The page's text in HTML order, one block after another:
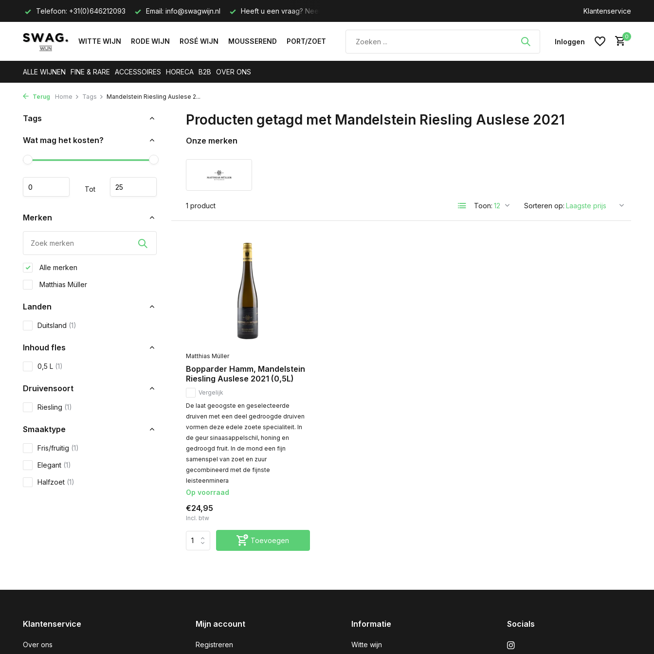
Telefoon: +31(0)646212093 Email: info@swagwijn.nl Heeft u een vraag? Neem contact met ons op. Klantenservice
WITTE WIJN RODE WIJN ROSÉ WIJN MOUSSEREND PORT/ZOET Inloggen
0
ALLE WIJNEN FINE & RARE ACCESSOIRES HORECA B2B OVER ONS
Terug Home Tags Mandelstein Riesling Auslese 2...
Tags
Wat mag het kosten?
Tot
Merken
Alle merken
Matthias Müller
Landen
Duitsland (1)
Inhoud fles
0,5 L (1)
Druivensoort
Riesling (1)
Smaaktype
Fris/fruitig (1)
Elegant (1)
Halfzoet (1)
Producten getagd met Mandelstein Riesling Auslese 2021
Onze merken
1 product Toon: Sorteren op:
Matthias Müller
Bopparder Hamm, Mandelstein
Riesling Auslese 2021 (0,5L)
Vergelijk
De laat geoogste en geselecteerde
druiven met een deel gedroogde druiven
vormen deze edele zoete specialiteit. In
de geur sinaasappelschil, honing en
gedroogd fruit. In de mond een fijn
samenspel van zoet en zuur
gecombineerd met de fijnste
leisteenminera
Op voorraad
€24,95
Incl. btw
Toevoegen
Klantenservice
Over ons
Mijn account
Registreren
Informatie
Witte wijn
Socials